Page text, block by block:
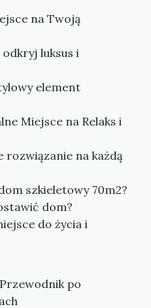
na Twoją
luksus i
element
Miejsce na Relaks i
rozwiązanie na każdą
szkieletowy 70m2?
dom?
do życia i
po